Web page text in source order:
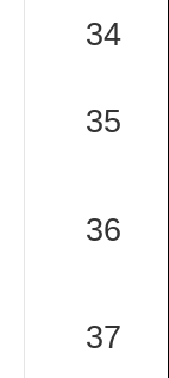
34
35
36
37